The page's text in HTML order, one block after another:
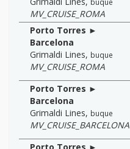
MV_CRUISE_ROMA
Porto Torres ►
Barcelona
Grimaldi Lines, buque
MV_CRUISE_ROMA
Porto Torres ►
Barcelona
Grimaldi Lines, buque
MV_CRUISE_BARCELONA